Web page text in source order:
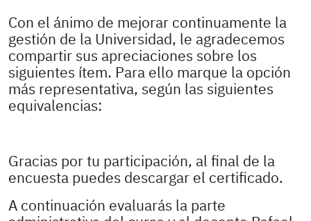
Con el ánimo de mejorar continuamente la
gestión de la Universidad, le agradecemos
compartir sus apreciaciones sobre los
siguientes ítem. Para ello marque la opción
más representativa, según las siguientes
equivalencias:
Gracias por tu participación, al final de la
encuesta puedes descargar el certificado.
A continuación evaluarás la parte